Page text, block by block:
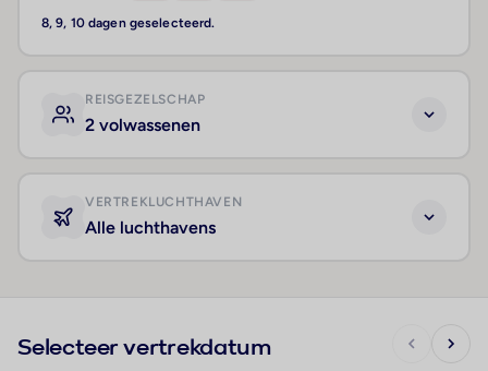
8, 9, 10 dagen geselecteerd.
REISGEZELSCHAP
2 volwassenen
VERTREKLUCHTHAVEN
Alle luchthavens
Selecteer vertrekdatum